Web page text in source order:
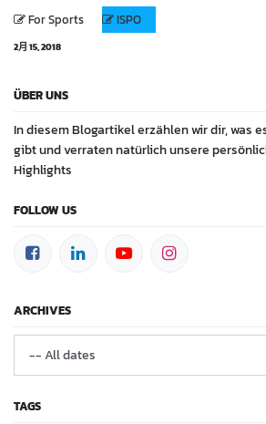
For Sports
ISPO
2月 15, 2018
ÜBER UNS
In diesem Blogartikel erzählen wir dir, was
gibt und verraten natürlich unsere
Highlights
FOLLOW US
ARCHIVES
TAGS